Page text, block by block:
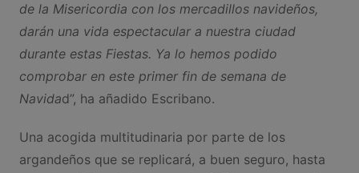
de la Misericordia con los mercadillos navideños,
darán una vida espectacular a nuestra ciudad
durante estas Fiestas. Ya lo hemos podido
comprobar en este primer fin de semana de
Navidad”, ha añadido Escribano.
Una acogida multitudinaria por parte de los
argandeños que se replicará, a buen seguro, hasta